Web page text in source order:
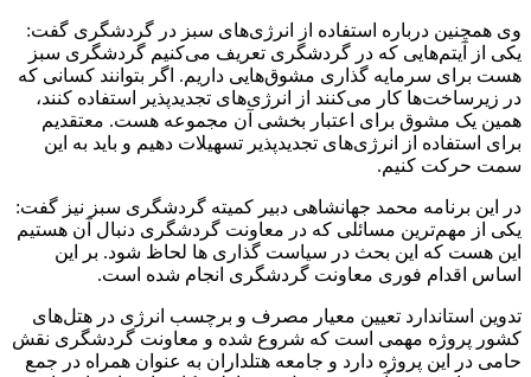
وی همچنین درباره استفاده از انرژی‌های سبز در گردشگری گفت:
یکی از آیتم‌هایی که در گردشگری تعریف می‌کنیم گردشگری سبز
هست برای سرمایه گذاری مشوق‌هایی داریم. اگر بتوانند کسانی که
در زیرساخت‌ها کار می‌کنند از انرژی‌های تجدیدپذیر
استفاده کنند،
همین یک مشوق برای اعتبار بخشی آن مجموعه هست. معتقدیم
برای استفاده از انرژی‌های تجدیدپذیر تسهیلات دهیم و باید به این
سمت حرکت کنیم.
در این برنامه محمد جهانشاهی دبیر کمیته گردشگری سبز نیز گفت:
یکی از مهم‌ترین مسائلی که در معاونت گردشگری دنبال آن هستیم
این هست که این بحث در سیاست گذاری ها لحاظ شود. بر این
اساس اقدام فوری معاونت گردشگری انجام شده است.
تدوین استاندارد تعیین معیار مصرف و برچسب انرژی در هتل‌های
کشور پروژه مهمی است که شروع شده و معاونت گردشگری نقش
حامی در این پروژه دارد و جامعه هتلداران به عنوان همراه در جمع